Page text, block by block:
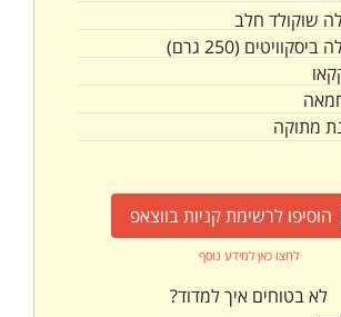
שוקולד חלב
ביסקוויטים (250 גרם)
מתוקה
הוסיפו לרשימת קניות בווצאפ
לחצו כאן למידע נוסף
לא בטוחים איך למדוד?